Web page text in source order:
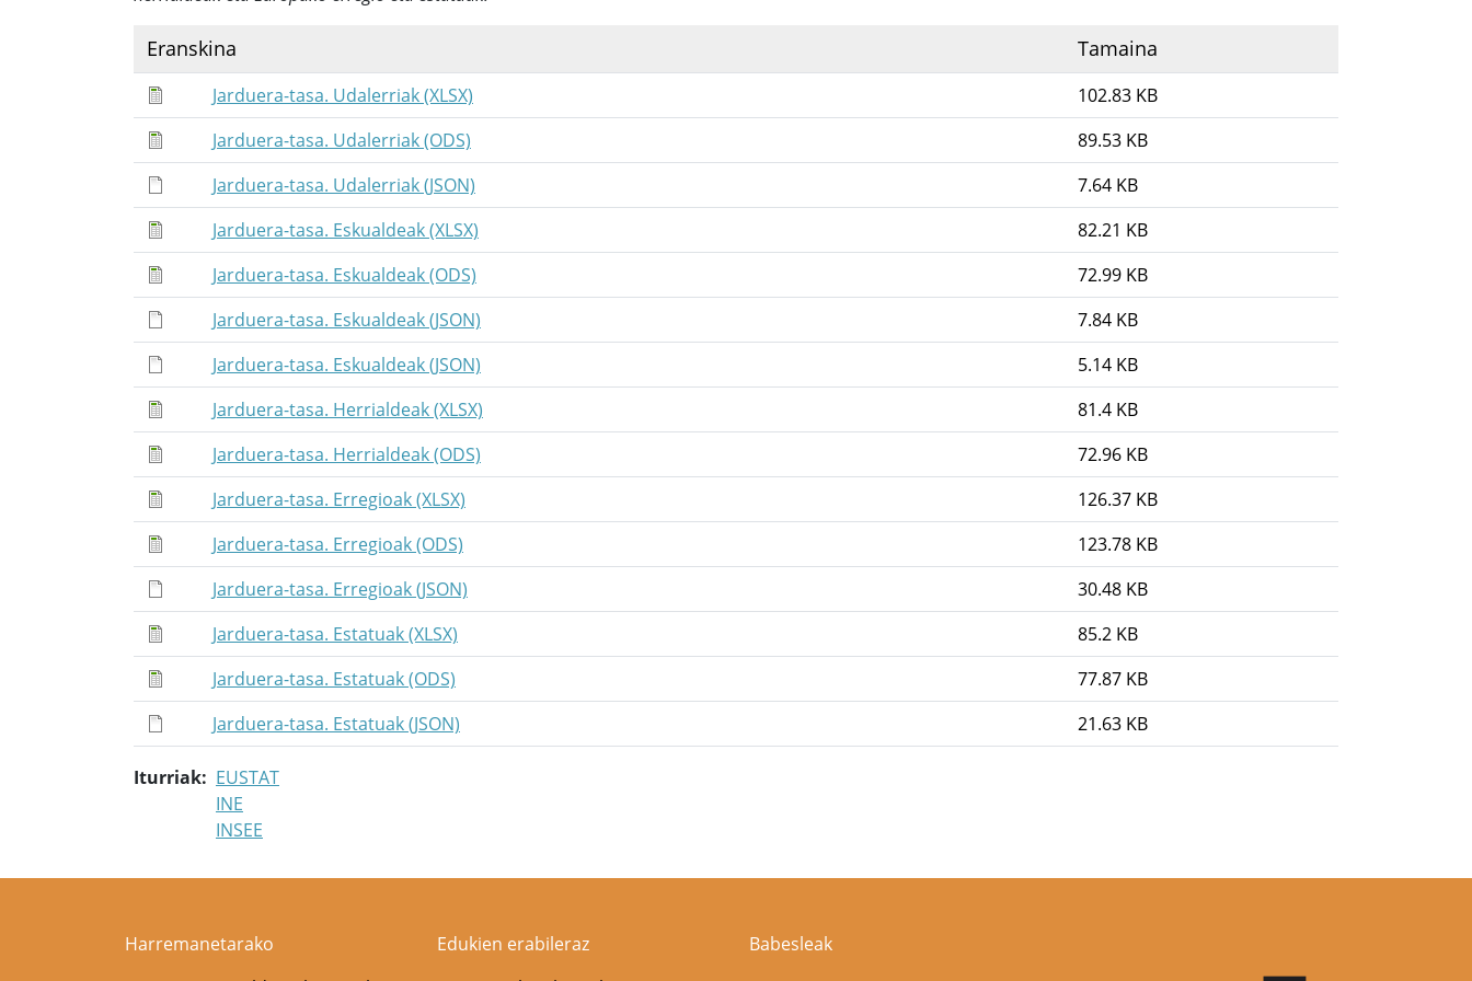
Eranskina Tamaina
Jarduera-tasa. Udalerriak (XLSX)
102.83 KB
Jarduera-tasa. Udalerriak (ODS)
89.53 KB
Jarduera-tasa. Udalerriak (JSON)
7.64 KB
Jarduera-tasa. Eskualdeak (XLSX)
82.21 KB
Jarduera-tasa. Eskualdeak (ODS)
72.99 KB
Jarduera-tasa. Eskualdeak (JSON)
7.84 KB
Jarduera-tasa. Eskualdeak (JSON)
5.14 KB
Jarduera-tasa. Herrialdeak (XLSX)
81.4 KB
Jarduera-tasa. Herrialdeak (ODS)
72.96 KB
Jarduera-tasa. Erregioak (XLSX)
126.37 KB
Jarduera-tasa. Erregioak (ODS)
123.78 KB
Jarduera-tasa. Erregioak (JSON)
30.48 KB
Jarduera-tasa. Estatuak (XLSX)
85.2 KB
Jarduera-tasa. Estatuak (ODS)
77.87 KB
Jarduera-tasa. Estatuak (JSON)
21.63 KB
Iturriak
EUSTAT
INE
INSEE
Harremanetarako
Edukien erabileraz
Babesleak